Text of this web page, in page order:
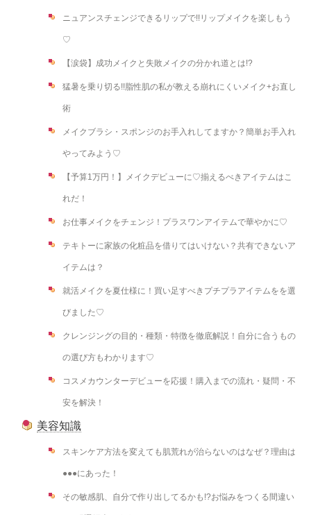
ニュアンスチェンジできるリップで!!リップメイクを楽しもう
♡
【涙袋】成功メイクと失敗メイクの分かれ道とは!?
猛暑を乗り切る!!脂性肌の私が教える崩れにくいメイク+お直し
術
メイクブラシ・スポンジのお手入れしてますか？簡単お手入れ
やってみよう♡
【予算1万円！】メイクデビューに♡揃えるべきアイテムはこ
れだ！
お仕事メイクをチェンジ！プラスワンアイテムで華やかに♡
テキトーに家族の化粧品を借りてはいけない？共有できないア
イテムは？
就活メイクを夏仕様に！買い足すべきプチプラアイテムをを選
びました♡
クレンジングの目的・種類・特徴を徹底解説！自分に合うもの
の選び方もわかります♡
コスメカウンターデビューを応援！購入までの流れ・疑問・不
安を解決！
美容知識
スキンケア方法を変えても肌荒れが治らないのはなぜ？理由は
●●●にあった！
その敏感肌、自分で作り出してるかも!?お悩みをつくる間違い